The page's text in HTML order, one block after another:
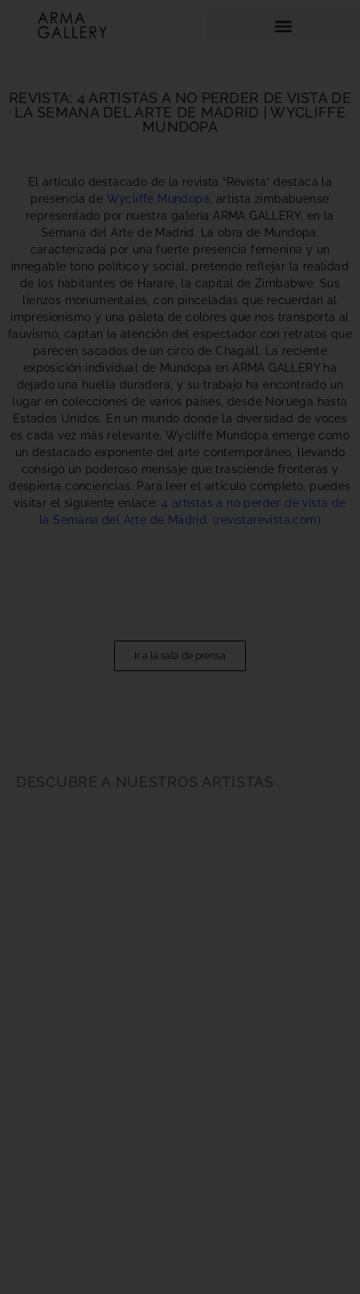
REVISTA: 4 ARTISTAS A NO PERDER DE VISTA DE
LA SEMANA DEL ARTE DE MADRID | WYCLIFFE
MUNDOPA
El artículo destacado de la revista “Revista” destaca la
presencia de Wycliffe Mundopa , artista zimbabuense
representado por nuestra galería ARMA GALLERY, en la
Semana del Arte de Madrid. La obra de Mundopa,
caracterizada por una fuerte presencia femenina y un
innegable tono político y social, pretende reflejar la realidad
de los habitantes de Harare, la capital de Zimbabwe. Sus
lienzos monumentales, con pinceladas que recuerdan al
impresionismo y una paleta de colores que nos transporta al
fauvismo, captan la atención del espectador con retratos que
parecen sacados de un circo de Chagall. La reciente
exposición individual de Mundopa en ARMA GALLERY ha
dejado una huella duradera, y su trabajo ha encontrado un
lugar en colecciones de varios países, desde Noruega hasta
Estados Unidos. En un mundo donde la diversidad de voces
es cada vez más relevante, Wycliffe Mundopa emerge como
un destacado exponente del arte contemporáneo, llevando
consigo un poderoso mensaje que trasciende fronteras y
despierta conciencias. Para leer el artículo completo, puedes
visitar el siguiente enlace: 4 artistas a no perder de vista de
la Semana del Arte de Madrid. (revistarevista.com)
Ir a la sala de prensa
DESCUBRE A NUESTROS ARTISTAS